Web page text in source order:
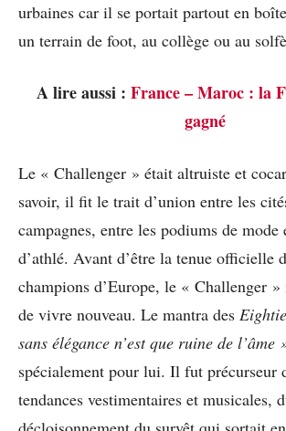
urbaines car il se portait partout en
un terrain de foot, au collège ou au
A lire aussi : France – Maroc : la
gagné
Le « Challenger » était altruiste et
savoir, il fit le trait d’union entre les
campagnes, entre les podiums de mode
d’athlé. Avant d’être la tenue officielle
champions d’Europe, le « Challenger
de vivre nouveau. Le mantra des
sans élégance n’est que ruine de l’âme
spécialement pour lui. Il fut précurseur
tendances vestimentaires et musicales,